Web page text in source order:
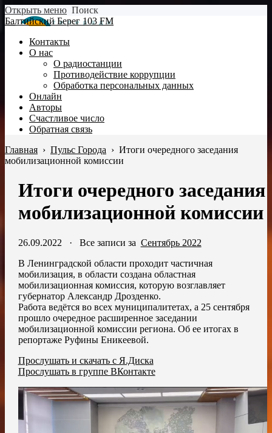
Открыть меню Поиск
Балтийский Берег 103 FM
Контакты
О нас
О радиостанции
Противодействие коррупции
Обработка персональных данных
Онлайн
Авторы
Счастливое число
Обратная связь
Главная › Пульс Города › Итоги очередного заседания
мобилизационной комиссии
Итоги очередного заседания
мобилизационной комиссии
26.09.2022 · Все записи за Сентябрь 2022
В Ленинградской области проходит частичная
мобилизация, в области создана областная
мобилизационная комиссия, которую возглавляет
губернатор Александр Дрозденко.
Работа ведётся во всех муниципалитетах, а 25 сентября
прошло очередное расширенное заседании
мобилизационной комиссии региона. Об ее итогах в
репортаже Руфины Еникеевой.
Прослушать и скачать с Я.Диска
Прослушать в группе ВКонтакте